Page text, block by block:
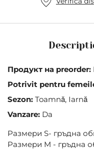
Продукт на preorder:
Potrivit pentru
Sezon: Toamnă, Iarnă
Vanzare: Da
Размери S- гръдна
Размери M - гръдна